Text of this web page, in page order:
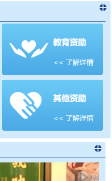
进入慈
>>